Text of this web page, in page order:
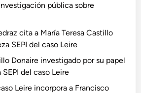
pública sobre
cita a María Teresa Castillo
SEPI del caso Leire
Donaire investigado por su papel
del caso Leire
Leire incorpora a Francisco